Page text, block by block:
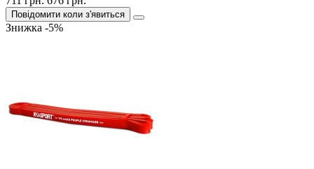
Повідомити коли з'явиться
Знижка -5%